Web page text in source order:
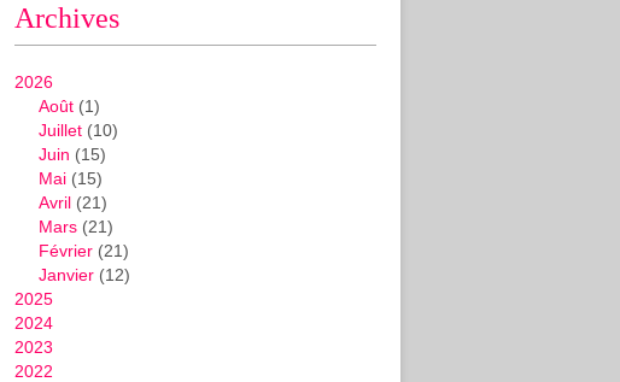
Archives
2026
Août (1)
Juillet (10)
Juin (15)
Mai (15)
Avril (21)
Mars (21)
Février (21)
Janvier (12)
2025
2024
2023
2022